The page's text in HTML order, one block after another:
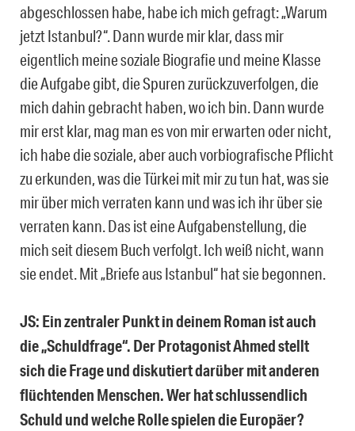
abgeschlossen habe, habe ich mich gefragt: „Warum
jetzt Istanbul?“. Dann wurde mir klar, dass mir
eigentlich meine soziale Biografie und meine Klasse
die Aufgabe gibt, die Spuren zurückzuverfolgen, die
mich dahin gebracht haben, wo ich bin. Dann wurde
mir erst klar, mag man es von mir erwarten oder nicht,
ich habe die soziale, aber auch vorbiografische Pflicht
zu erkunden, was die Türkei mit mir zu tun hat, was sie
mir über mich verraten kann und was ich ihr über sie
verraten kann. Das ist eine Aufgabenstellung, die
mich seit diesem Buch verfolgt. Ich weiß nicht, wann
sie endet. Mit „Briefe aus Istanbul“ hat sie begonnen.
JS: Ein zentraler Punkt in deinem Roman ist auch
die „Schuldfrage“. Der Protagonist Ahmed stellt
sich die Frage und diskutiert darüber mit anderen
flüchtenden Menschen. Wer hat schlussendlich
Schuld und welche Rolle spielen die Europäer?